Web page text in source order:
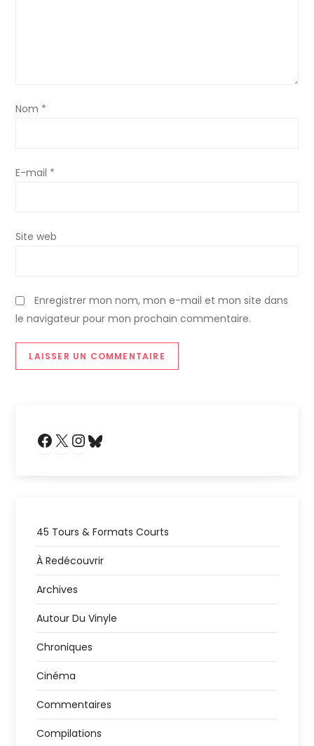
l
a
t
c
l
e
Nom *
E-mail *
Site web
Enregistrer mon nom, mon e-mail et mon site dans
le navigateur pour mon prochain commentaire.
Facebook
X Instagram
45 Tours & Formats Courts
À Redécouvrir
Archives
Autour Du Vinyle
Chroniques
Cinéma
Commentaires
Compilations